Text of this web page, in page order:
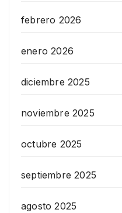
febrero 2026
enero 2026
diciembre 2025
noviembre 2025
octubre 2025
septiembre 2025
agosto 2025